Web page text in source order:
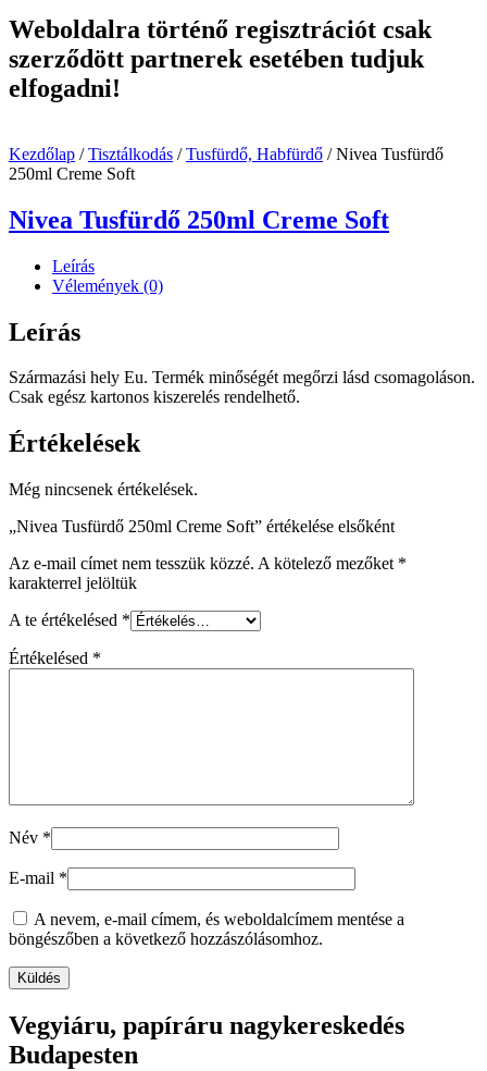
Weboldalra történő regisztrációt csak
szerződött partnerek esetében tudjuk
elfogadni!
Kezdőlap /Tisztálkodás /Tusfürdő, Habfürdő / Nivea Tusfürdő
250ml Creme Soft
Nivea Tusfürdő 250ml Creme Soft
Leírás
Vélemények (0)
Leírás
Származási hely Eu. Termék minőségét megőrzi lásd csomagoláson.
Csak egész kartonos kiszerelés rendelhető.
Értékelések
Még nincsenek értékelések.
„Nivea Tusfürdő 250ml Creme Soft” értékelése elsőként
Az e-mail címet nem tesszük közzé. A kötelező mezőket *
karakterrel jelöltük
A te értékelésed *
Értékelésed *
Név *
E-mail *
A nevem, e-mail címem, és weboldalcímem mentése a
böngészőben a következő hozzászólásomhoz.
Vegyiáru, papíráru nagykereskedés
Budapesten